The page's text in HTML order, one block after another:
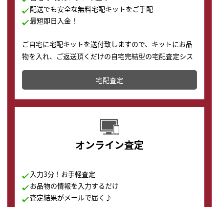
配送でも安全な無料宅配キットをご手配
最短即日入金！
ご自宅に宅配キットを送付致しますので、キットにお品
物を入れ、ご返送頂くだけの自宅完結型の宅配査定シス
テムです。
配送でも簡単&安全に査定・買取に出すことが可能で
す。
宅配査定
オンライン査定
入力3分！お手軽査定
お品物の情報を入力するだけ
査定結果がメールで届く♪